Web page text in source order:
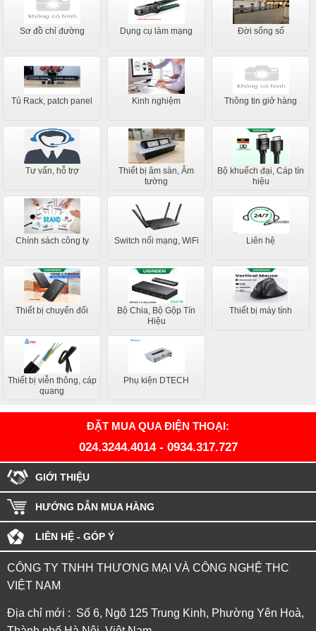
Sơ đồ chỉ đường Dụng cụ làm mạng Đời sống số
Tủ Rack, patch panel Kinh nghiệm Thông tin giở hàng
Tư vấn, hỗ trợ
Thiết bị âm sàn, Âm
tường
Bộ khuếch đại, Cáp tín
hiệu
Chính sách công ty Switch nối mạng, WiFi Liên hệ
Thiết bị chuyển đổi
Bộ Chia, Bộ Gộp Tín
Hiệu
Thiết bị máy tính
Thiết bị viễn thông, cáp
quang
Phụ kiện DTECH
ĐẶT MUA QUA ĐIỆN THOẠI:
024.3244.4014- 0934.317.727
GIỚI THIỆU
HƯỚNG DẪN MUA HÀNG
LIÊN HỆ - GÓP Ý
CÔNG TY TNHH THƯƠNG MẠI VÀ CÔNG NGHỆ THC
VIỆT NAM
Địa chỉ mới : Số 6, Ngõ 125 Trung Kinh, Phường Yên Hoà,